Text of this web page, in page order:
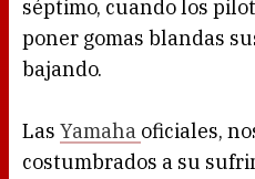
séptimo, cuando los
poner gomas blandas
bajando.
Las Yamaha oficiales,
costumbrados a su